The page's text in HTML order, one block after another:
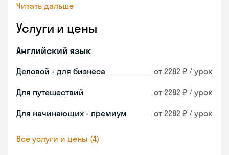
Читать дальше
Услуги и цены
Английский язык
Деловой - для бизнеса от 2282 ₽ / урок
Для путешествий от 2282 ₽ / урок
Для начинающих - премиум от 2282 ₽ / урок
Все услуги и цены (4)